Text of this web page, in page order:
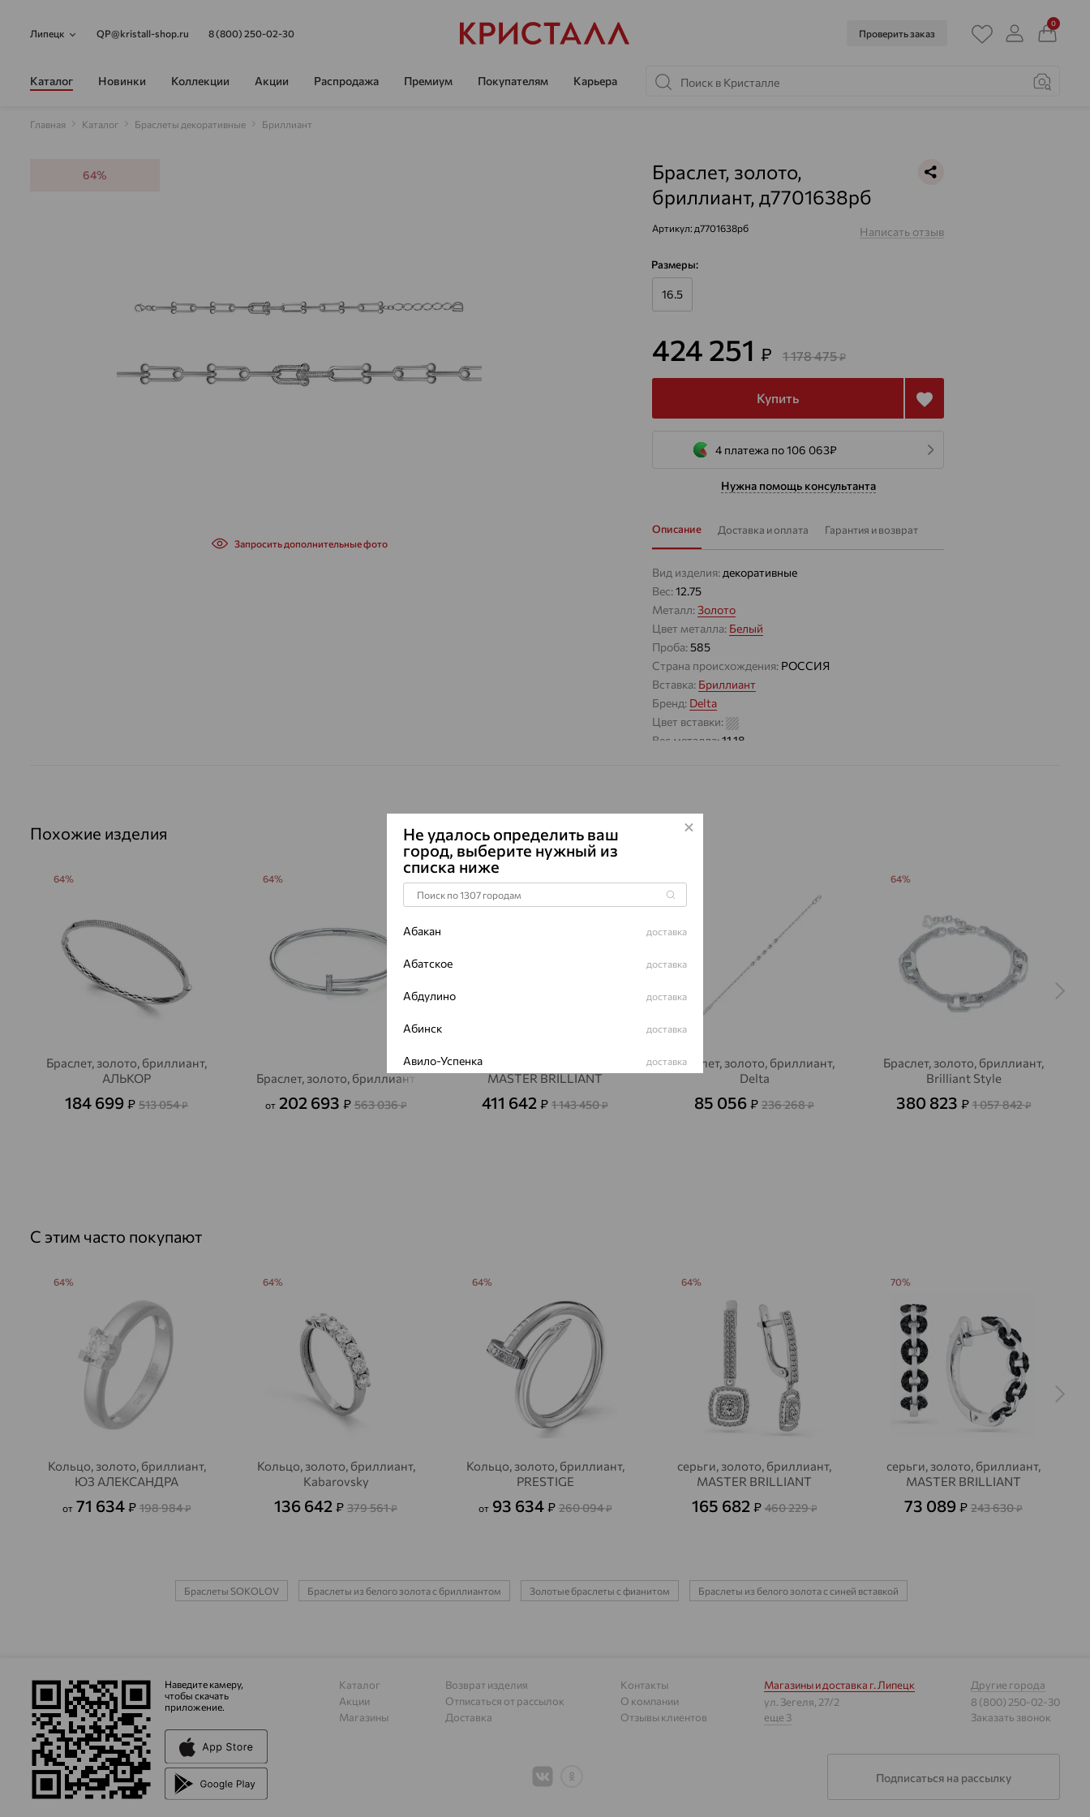
Липецк QP@kristall-shop.ru 8 (800) 250-02-30 Проверить заказ
0
Каталог Новинки Коллекции Акции Распродажа Премиум Покупателям Карьера
Главная Каталог Браслеты декоративные Бриллиант
64%
Запросить дополнительные фото
Браслет, золото,
бриллиант, д7701638рб
Артикул: д7701638рб Написать отзыв
Размеры:
16.5
424 251 ₽ 1 178 475₽
Купить
4 платежа по 106 063₽
Нужна помощь консультанта
Описание Доставка и оплата Гарантия и возврат
Вид изделия: декоративные
Вес:12.75
Металл:Золото
Цвет металла: Белый
Проба:585
Страна происхождения: РОССИЯ
Вставка: Бриллиант
Бренд: Delta
Цвет вставки:
Вес металла:11.18
ВИД КАМНЯ
ВЕС
ГРАНЕЙ
Похожие изделия
Браслет, золото, бриллиант,
АЛЬКОР
184 699 ₽ 513 054₽
64%
Браслет, золото, бриллиант
от 202 693 ₽ 563 036₽
64%
браслет, золото, бриллиант,
MASTER BRILLIANT
411 642 ₽ 1 143 450₽
Браслет, золото, бриллиант,
Delta
85 056 ₽ 236 268₽
Браслет, золото, бриллиант,
Brilliant Style
380 823 ₽ 1 057 842₽
64%
С этим часто покупают
Кольцо, золото, бриллиант,
ЮЗ АЛЕКСАНДРА
от 71 634 ₽ 198 984₽
64%
Кольцо, золото, бриллиант,
Kabarovsky
136 642 ₽ 379 561₽
64%
Кольцо, золото, бриллиант,
PRESTIGE
от 93 634 ₽ 260 094₽
64%
серьги, золото, бриллиант,
MASTER BRILLIANT
165 682 ₽ 460 229₽
64%
серьги, золото, бриллиант,
MASTER BRILLIANT
73 089 ₽ 243 630₽
70%
Браслеты SOKOLOV Браслеты из белого золота с бриллиантом Золотые браслеты с фианитом Браслеты из белого золота с синей вставкой
Наведите камеру,
чтобы скачать
приложение.
Каталог
Акции
Магазины
Возврат изделия
Отписаться от рассылок
Доставка
Контакты
О компании
Отзывы клиентов
Магазины и доставка г. Липецк
ул. Зегеля, 27/2
еще 3
Другие города
8 (800) 250-02-30
Заказать звонок
Подписаться на рассылку
Не удалось определить ваш
город, выберите нужный из
списка ниже
Абакан доставка
Абатское доставка
Абдулино доставка
Абинск доставка
Авило-Успенка доставка
доставка
Актюбинский, Азнакаевский район
Алейск доставка
Алексеевка доставка
Алексеево-Лозовское доставка